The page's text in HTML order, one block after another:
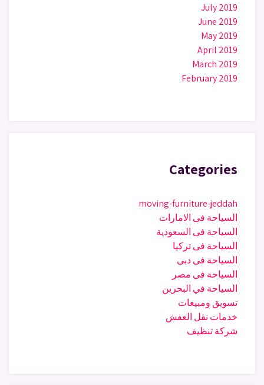
July 2019
June 2019
May 2019
April 2019
March 2019
February 2019
Categories
moving-furniture-jeddah
السياحة فى الامارات
السياحة فى السعودية
السياحة فى تركيا
السياحة فى دبى
السياحة فى مصر
السياحة في البحرين
تسويق ومبيعات
خدمات نقل العفش
شركة تنظيف